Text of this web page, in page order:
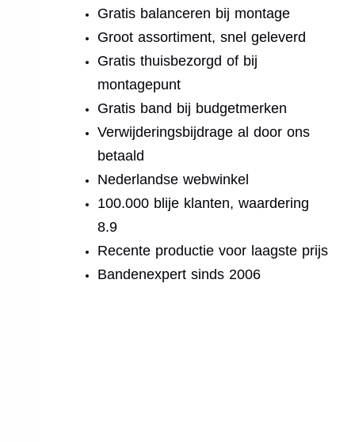
Gratis balanceren bij montage
Groot assortiment, snel geleverd
Gratis thuisbezorgd of bij
montagepunt
Gratis band bij budgetmerken
Verwijderingsbijdrage al door ons
betaald
Nederlandse webwinkel
100.000 blije klanten, waardering
8.9
Recente productie voor laagste prijs
Bandenexpert sinds 2006